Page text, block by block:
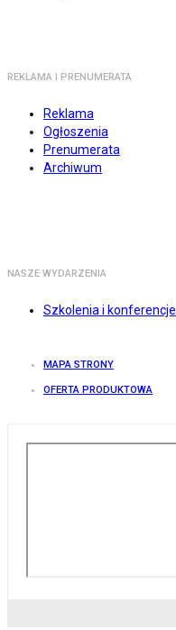
REKLAMA I PRENUMERATA
Reklama
Ogłoszenia
Prenumerata
Archiwum
NASZE WYDARZENIA
Szkolenia i konferencje
MAPA STRONY
OFERTA PRODUKTOWA